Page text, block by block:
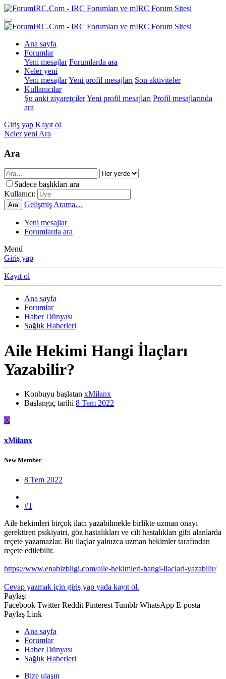
Ana sayfa
Forumlar
Yeni mesajlar Forumlarda ara
Neler yeni
Yeni mesajlarYeni profil mesajları Son aktiviteler
Kullanıcılar
Şu anki ziyaretçilerYeni profil mesajları Profil mesajlarında
ara
Giriş yap Kayıt ol
Neler yeni Ara
Ara
Sadece başlıkları ara
Kullanıcı:
Ara Gelişmiş Arama…
Yeni mesajlar
Forumlarda ara
Menü
Giriş yap
Kayıt ol
Ana sayfa
Forumlar
Haber Dünyası
Sağlık Haberleri
Aile Hekimi Hangi İlaçları
Yazabilir?
Konbuyu başlatan xMilanx
Başlangıç tarihi 8 Tem 2022
X
xMilanx
New Member
8 Tem 2022
#1
Aile hekimleri birçok ilacı yazabilmekle birlikte uzman onayı
gerektiren psikiyatri, göz hastalıkları ve cilt hastalıkları gibi alanlarda
reçete yazamazlar. Bu ilaçlar yalnızca uzman hekimler tarafından
reçete edilebilir.
https://www.enabizbilgi.com/aile-hekimleri-hangi-ilaclari-yazabilir/
Cevap yazmak için giriş yap yada kayıt ol.
Paylaş:
Facebook Twitter Reddit Pinterest Tumblr WhatsApp E-posta
Paylaş Link
Ana sayfa
Forumlar
Haber Dünyası
Sağlık Haberleri
Bize ulaşın